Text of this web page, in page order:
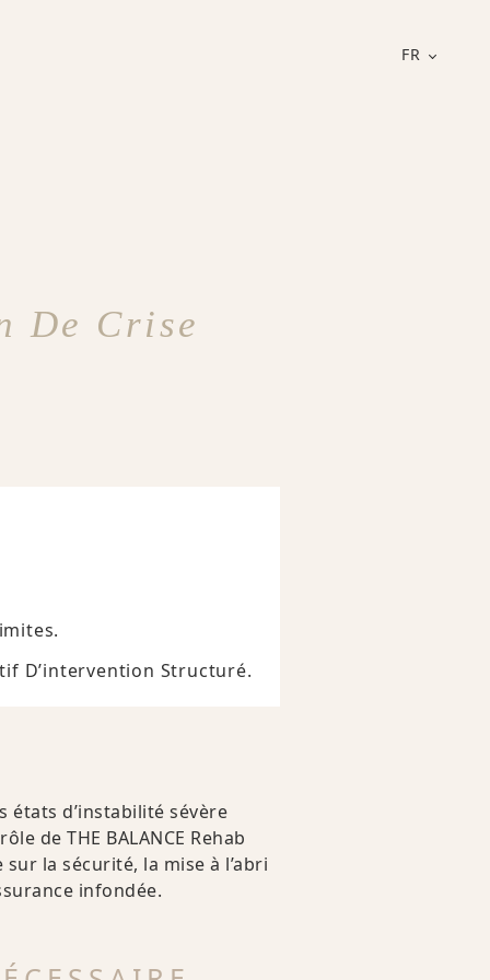
FR
De Crise
D’intervention Structuré.
états d’instabilité sévère
de THE BALANCE Rehab
la sécurité, la mise à l’abri
infondée.